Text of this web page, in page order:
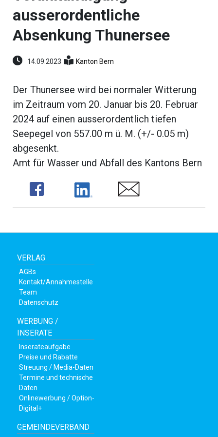
Reportagen
ausserordentliche
Absenkung Thunersee
14.09.2023 Kanton Bern
Der Thunersee wird bei normaler Witterung
im Zeitraum vom 20. Januar bis 20. Februar
2024 auf einen ausserordentlich tiefen
Seepegel von 557.00 m ü. M. (+/- 0.05 m)
abgesenkt.
Amt für Wasser und Abfall des Kantons Bern
Share Share Share
VERLAG
AGBs
Kontakt/Annahmestelle
Team
Datenschutz
WERBUNG /
INSERATE
Inserateaufgabe
Preise und Rabatte
Streuung / Media-Daten
Termine und technische
Daten
Onlinewerbung / Option-
Digital+
GEMEINDEVERBAND